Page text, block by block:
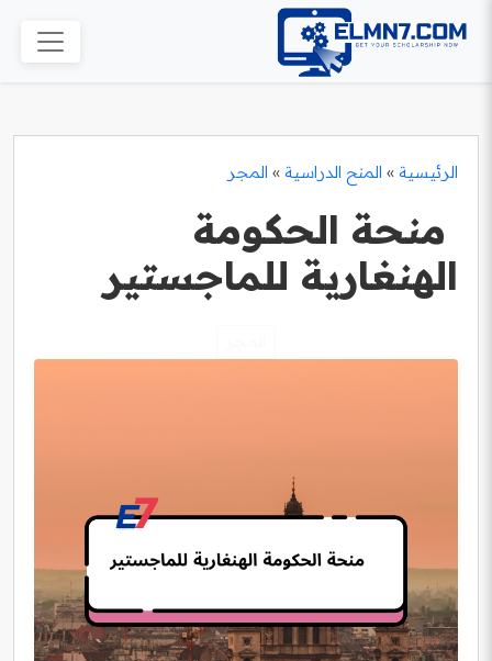
الرئيسية » المنح الدراسية » المجر
منحة الحكومة
الهنغارية للماجستير